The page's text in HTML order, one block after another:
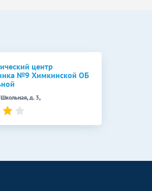
центр
№9 Химкинской ОБ
д. 3,